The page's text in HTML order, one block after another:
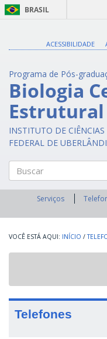
BRASIL
ACESSIBILIDADE
Programa de Pós-
Biologia
Estrutural
INSTITUTO DE
FEDERAL DE
Buscar
Serviços
INÍCIO /
Telefones